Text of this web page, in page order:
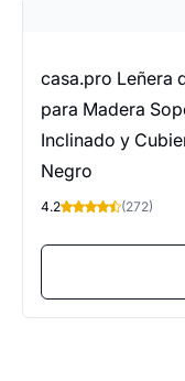
casa.pro Leñera
para Madera
Inclinado y
Negro
4.2 (272)